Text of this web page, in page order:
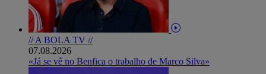
// A BOLA TV //
07.08.2026
«Já se vê no Benfica o trabalho de Marco Silva»